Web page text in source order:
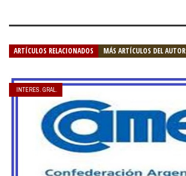
ARTÍCULOS RELACIONADOS MÁS ARTÍCULOS DEL AUTOR
INTERES. GRAL.